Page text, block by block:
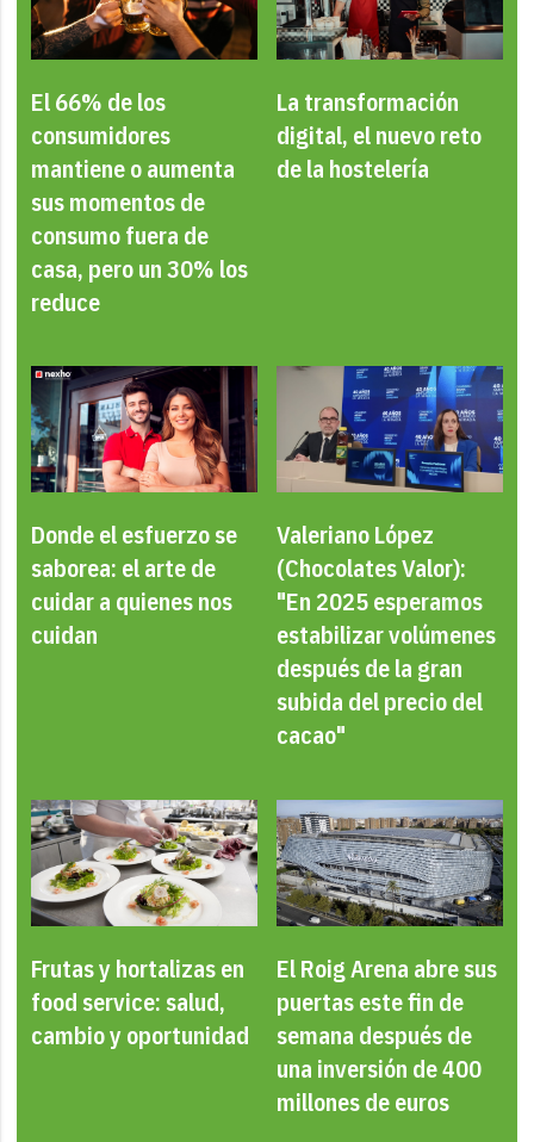
El 66% de los
consumidores
mantiene o aumenta
sus momentos de
consumo fuera de
casa, pero un 30% los
reduce
La transformación
digital, el nuevo reto
de la hostelería
Donde el esfuerzo se
saborea: el arte de
cuidar a quienes nos
cuidan
Valeriano López
(Chocolates Valor):
"En 2025 esperamos
estabilizar volúmenes
después de la gran
subida del precio del
cacao"
Frutas y hortalizas en
food service: salud,
cambio y oportunidad
El Roig Arena abre sus
puertas este fin de
semana después de
una inversión de 400
millones de euros